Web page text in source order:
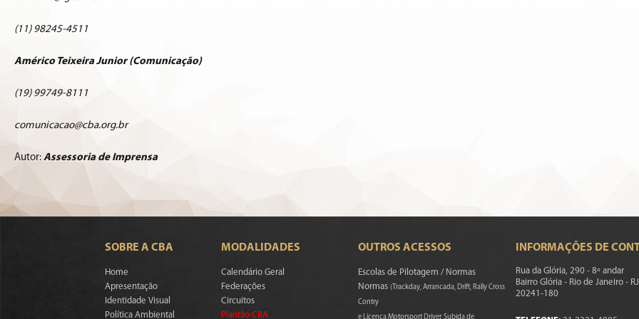
(11) 98245-4511
Américo Teixeira Junior (Comunicação)
(19) 99749-8111
comunicacao@cba.org.br
Autor: Assessoria de Imprensa
SOBRE A CBA
Home
Apresentação
Identidade Visual
Política Ambiental
MODALIDADES
Calendário Geral
Federações
Circuitos
Plantão CBA
OUTROS ACESSOS
Escolas de Pilotagem / Normas
Normas(Trackday, Arrancada, Drift, Rally Cross
Contry
e Licença Motorsport Driver, Subida de
INFORMAÇÕES DE
Rua da Glória, 290 - 8º andar
Bairro Glória - Rio de Janeiro - RJ
20241-180